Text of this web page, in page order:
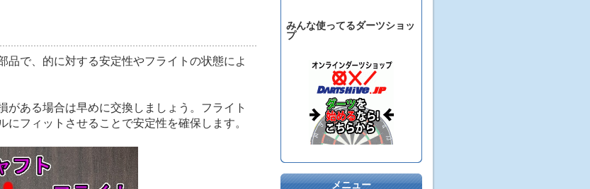
品で、的に対する安定性やフライトの状態によ
がある場合は早めに交換しましょう。フライト
にフィットさせることで安定性を確保します。
みんな使ってるダーツショッ
プ
メニュー